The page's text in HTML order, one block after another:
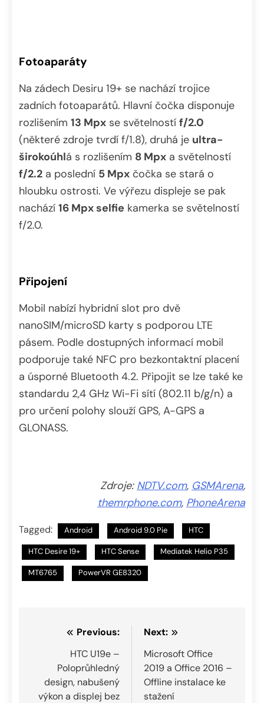
Fotoaparáty
Na zádech Desiru 19+ se nachází trojice
zadních fotoaparátů. Hlavní čočka disponuje
rozlišením 13 Mpx se světelností f/2.0
(některé zdroje tvrdí f/1.8), druhá je ultra-
širokoúhlá s rozlišením 8 Mpx a světelností
f/2.2 a poslední 5 Mpx čočka se stará o
hloubku ostrosti. Ve výřezu displeje se pak
nachází 16 Mpx selfie kamerka se světelností
f/2.0.
Připojení
Mobil nabízí hybridní slot pro dvě
nanoSIM/microSD karty s podporou LTE
pásem. Podle dostupných informací mobil
podporuje také NFC pro bezkontaktní placení
a úsporné Bluetooth 4.2. Připojit se lze také ke
standardu 2,4 GHz Wi-Fi sítí (802.11 b/g/n) a
pro určení polohy slouží GPS, A-GPS a
GLONASS.
Zdroje: NDTV.com, GSMArena,
themrphone.com, PhoneArena
Tagged: Android Android 9.0 Pie HTC
HTC Desire 19+ HTC Sense Mediatek Helio P35
MT6765 PowerVR GE8320
Navigace
příspěvek
Previous:
HTC U19e –
Poloprůhledný
design, nabušený
výkon a displej bez
Next:
Microsoft Office
2019 a Office 2016 –
Offline instalace ke
stažení